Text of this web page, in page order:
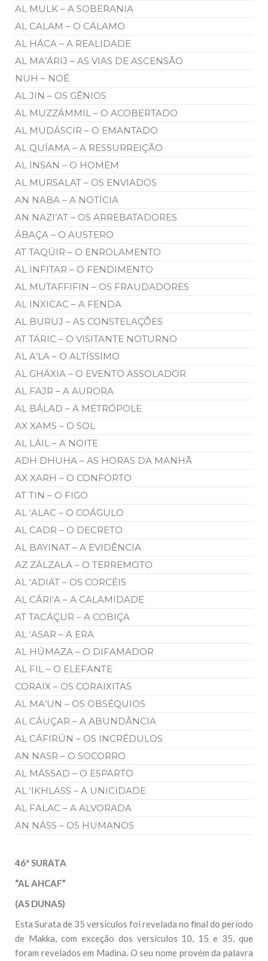
AL MULK – A SOBERANIA
AL CALAM – O CÁLAMO
AL HÁCA – A REALIDADE
AL MA’ÁRIJ – AS VIAS DE ASCENSÃO
NUH – NOÉ
AL JIN – OS GÊNIOS
AL MUZZÁMMIL – O ACOBERTADO
AL MUDÁSCIR – O EMANTADO
AL QUÍAMA – A RESSURREIÇÃO
AL INSAN – O HOMEM
AL MURSALAT – OS ENVIADOS
AN NABA – A NOTÍCIA
AN NAZI’AT – OS ARREBATADORES
ÁBAÇA – O AUSTERO
AT TAQÜIR – O ENROLAMENTO
AL INFITAR – O FENDIMENTO
AL MUTAFFIFIN – OS FRAUDADORES
AL INXICAC – A FENDA
AL BURUJ – AS CONSTELAÇÕES
AT TÁRIC – O VISITANTE NOTURNO
AL A’LA – O ALTÍSSIMO
AL GHÁXIA – O EVENTO ASSOLADOR
AL FAJR – A AURORA
AL BÁLAD – A METRÓPOLE
AX XAMS – O SOL
AL LÁIL – A NOITE
ADH DHUHA – AS HORAS DA MANHÃ
AX XARH – O CONFORTO
AT TIN – O FIGO
AL ‘ALAC – O COÁGULO
AL CADR – O DECRETO
AL BAYINAT – A EVIDÊNCIA
AZ ZÁLZALA – O TERREMOTO
AL ‘ADIÁT – OS CORCÉIS
AL CÁRI’A – A CALAMIDADE
AT TACÁÇUR – A COBIÇA
AL ‘ASAR – A ERA
AL HÚMAZA – O DIFAMADOR
AL FIL – O ELEFANTE
CORAIX – OS CORAIXITAS
AL MA’UN – OS OBSÉQUIOS
AL CÁUÇAR – A ABUNDÂNCIA
AL CÁFIRÚN – OS INCRÉDULOS
AN NASR – O SOCORRO
AL MÁSSAD – O ESPARTO
AL ‘IKHLASS – A UNICIDADE
AL FALAC – A ALVORADA
AN NÁSS – OS HUMANOS
46ª SURATA
“AL AHCAF”
(AS DUNAS)
Esta Surata de 35 versículos foi revelada no final do período
de Makka, com exceção dos versículos 10, 15 e 35, que
foram revelados em Madina. O seu nome provém da palavra